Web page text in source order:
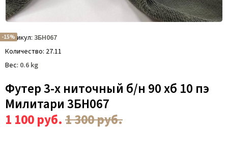
Артикул 3БН067
Количество 27.11
Вес 0.6 kg
Футер 3-х ниточный б/н 90 хб 10 пэ
Милитари 3БН067
-15%
1 100руб.1 300руб.